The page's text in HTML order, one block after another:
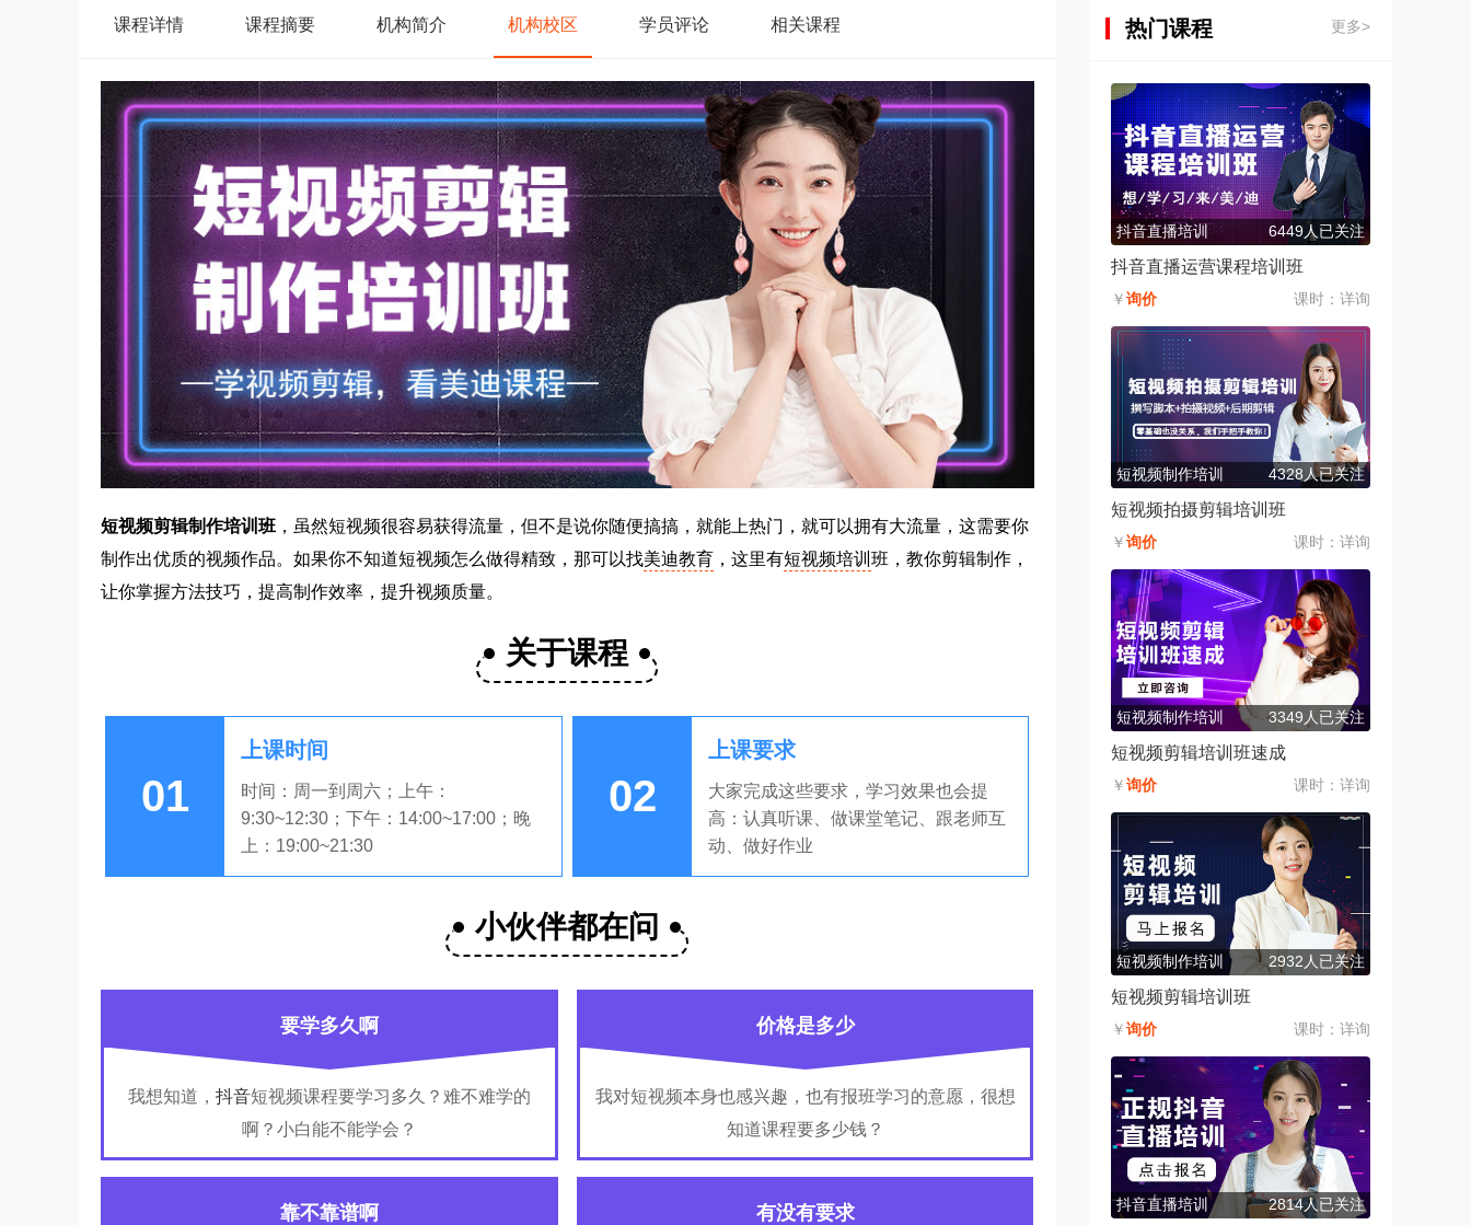
课程详情 课程摘要 机构简介 机构校区 学员评论 相关课程
短视频剪辑制作培训班 ，虽然短视频很容易获得流量，但不是说你随便搞搞，就能上热门，就可以拥有大流量，这需要你
制作出优质的视频作品。如果你不知道短视频怎么做得精致，那可以找美迪教育 ，这里有短视频培训 班，教你剪辑制作，
让你掌握方法技巧，提高制作效率，提升视频质量。
关于课程
01
上课时间
时间：周一到周六；上午：
9:30~12:30；下午：14:00~17:00；晚
上：19:00~21:30
02
上课要求
大家完成这些要求，学习效果也会提
高：认真听课、做课堂笔记、跟老师互
动、做好作业
小伙伴都在问
要学多久啊
我想知道， 抖音短视频课程要学习多久？难不难学的
啊？小白能不能学会？
价格是多少
我对短视频本身也感兴趣，也有报班学习的意愿，很想
知道课程要多少钱？
靠不靠谱啊 有没有要求
热门课程 更多>
抖音直播培训 6449人已关注
抖音直播运营课程培训班
￥询价 课时： 详询
短视频制作培训 4328人已关注
短视频拍摄剪辑培训班
￥询价 课时： 详询
短视频制作培训 3349人已关注
短视频剪辑培训班速成
￥询价 课时： 详询
短视频制作培训 2932人已关注
短视频剪辑培训班
￥询价 课时： 详询
抖音直播培训 2814人已关注